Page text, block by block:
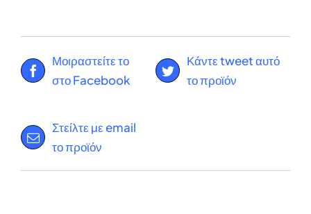
Μοιραστείτε το
στο Facebook
Κάντε tweet αυτό
το προϊόν
Στείλτε με email
το προϊόν